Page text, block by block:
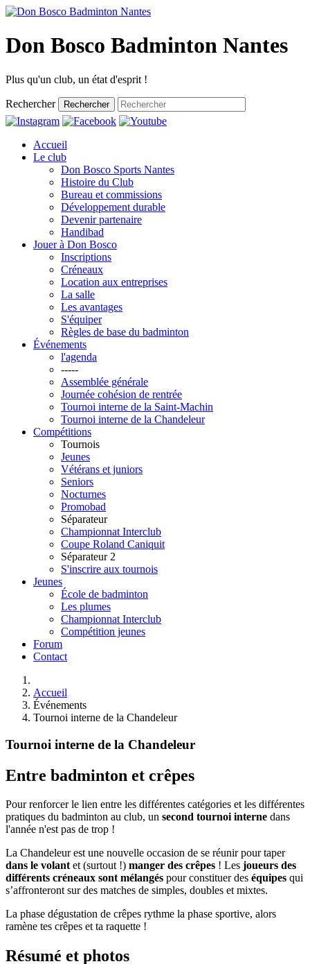
Don Bosco Badminton Nantes
Plus qu'un club, un état d'esprit !
Rechercher Rechercher
Accueil
Le club
Don Bosco Sports Nantes
Histoire du Club
Bureau et commissions
Développement durable
Devenir partenaire
Handibad
Jouer à Don Bosco
Inscriptions
Créneaux
Location aux entreprises
La salle
Les avantages
S'équiper
Règles de base du badminton
Événements
l'agenda
-----
Assemblée générale
Journée cohésion de rentrée
Tournoi interne de la Saint-Machin
Tournoi interne de la Chandeleur
Compétitions
Tournois
Jeunes
Vétérans et juniors
Seniors
Nocturnes
Promobad
Séparateur
Championnat Interclub
Coupe Roland Caniquit
Séparateur 2
S'inscrire aux tournois
Jeunes
École de badminton
Les plumes
Championnat Interclub
Compétition jeunes
Forum
Contact
Accueil
Événements
Tournoi interne de la Chandeleur
Tournoi interne de la Chandeleur
Entre badminton et crêpes
Pour renforcer le lien entre les différentes catégories et les différentes
pratiques du badminton au club, un second tournoi interne dans
l'année n'est pas de trop !
La Chandeleur est une nouvelle occasion de se réunir pour taper
dans le volantet (surtout !) manger des crêpes ! Les joueurs des
différents créneaux sont mélangés pour constituer des équipes qui
s’affronteront sur des matches de simples, doubles et mixtes.
La phase dégustation de crêpes rythme la phase sportive, alors
ramène tes crêpes et ta raquette !
Résumé et photos